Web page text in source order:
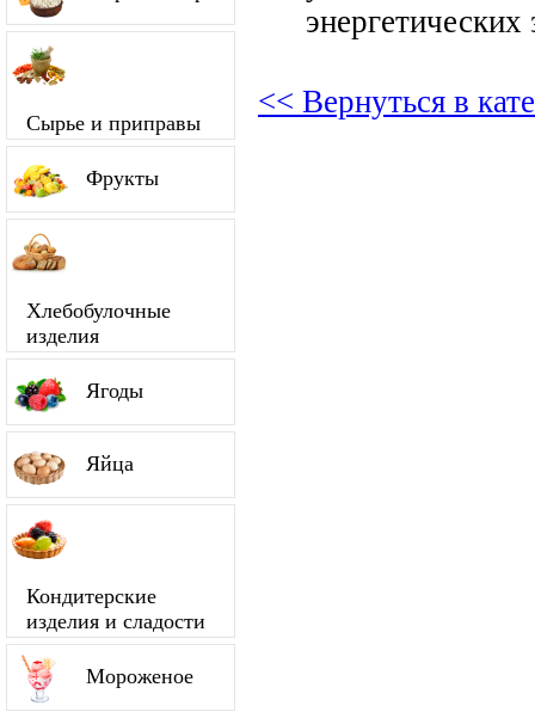
Сырье и приправы
Фрукты
Хлебобулочные
изделия
Ягоды
Яйца
Кондитерские
изделия и сладости
Мороженое
энергетических
<< Вернуться в